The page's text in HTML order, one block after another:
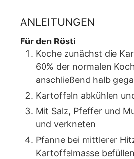
ANLEITUNGEN
Für den Rösti
Koche zunächst die
60% der normalen
anschließend halb
Kartoffeln abkühlen
Mit Salz, Pfeffer und
und verkneten
Pfanne bei mittlerer
Kartoffelmasse